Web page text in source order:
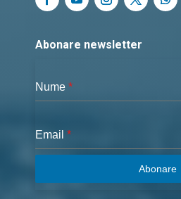
Abonare newsletter
Nume *
Email *
Abonare